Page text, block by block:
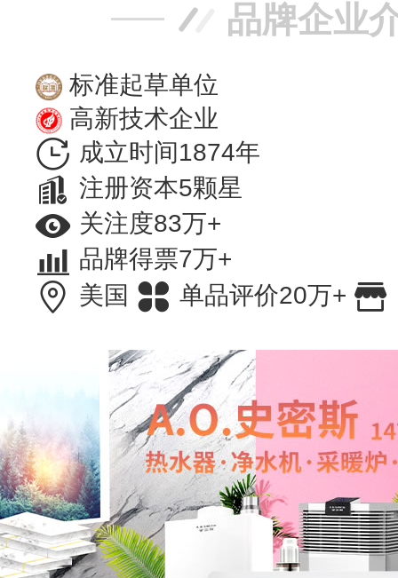
品牌企业
标准起草单位
高新技术企业
成立时间1874年
注册资本5颗星
关注度83万+
品牌得票7万+
美国
单品评价20万+